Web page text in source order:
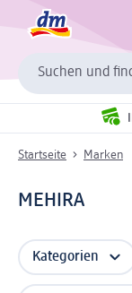
Suchen und
Startseite Marken
MEHIRA
Kategorien